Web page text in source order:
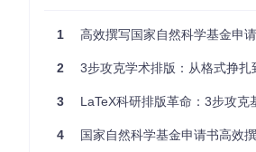
内容层：用户撰写的研究内容，就
关键配置示例：
% 第31行：精确设置页边距
\geometry
1 高效撰写国家自然科学基金申请书：
2 3步攻克学术排版：从格式挣扎
3 LaTeX科研排版革命：3步攻克
4 国家自然科学基金申请书高效撰